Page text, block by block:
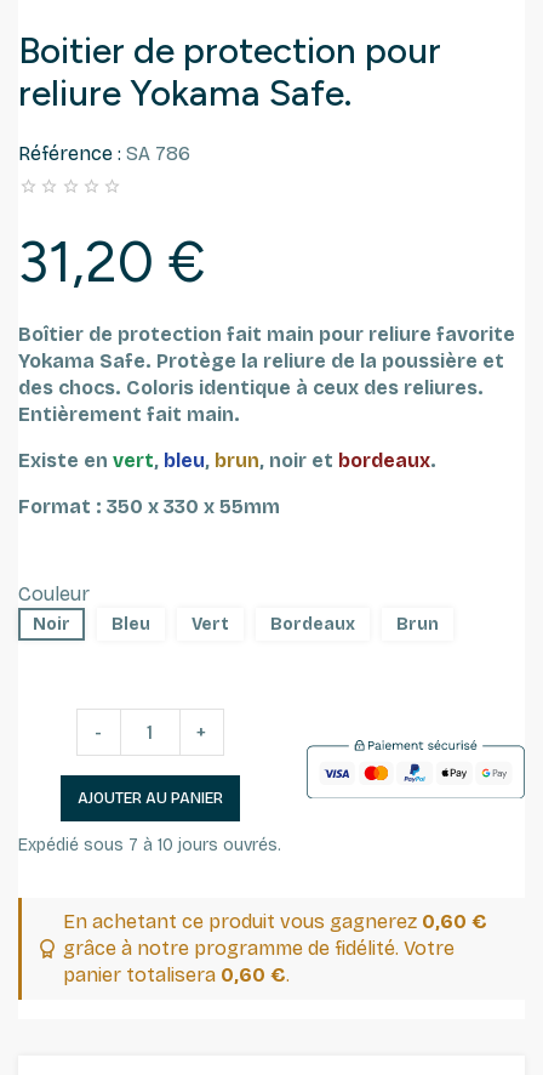
Boitier de protection pour
reliure Yokama Safe.
Référence : SA 786
    
31,20 €
Boîtier de protection fait main pour reliure favorite
Yokama Safe. Protège la reliure de la poussière et
des chocs. Coloris identique à ceux des reliures.
Entièrement fait main.
Existe en vert, bleu, brun, noir et bordeaux.
Format : 350 x 330 x 55mm
Couleur
Noir Bleu Vert Bordeaux Brun
- +
AJOUTER AU PANIER
Expédié sous 7 à 10 jours ouvrés.
En achetant ce produit vous gagnerez 0,60 €
grâce à notre programme de fidélité. Votre
panier totalisera 0,60 €.